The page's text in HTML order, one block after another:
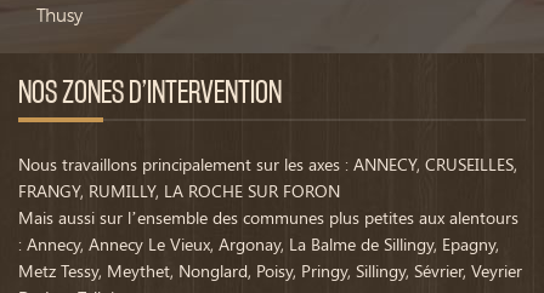
Thusy
NOS ZONES D’INTERVENTION
Nous travaillons principalement sur les axes : ANNECY, CRUSEILLES,
FRANGY, RUMILLY, LA ROCHE SUR FORON
Mais aussi sur l’ensemble des communes plus petites aux alentours
: Annecy, Annecy Le Vieux, Argonay, La Balme de Sillingy, Epagny,
Metz Tessy, Meythet, Nonglard, Poisy, Pringy, Sillingy, Sévrier, Veyrier